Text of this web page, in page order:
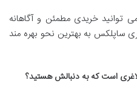
توانید خریدی مطمئن و آگاهانه
ساپلکس به بهترین نحو بهره مند
است که به دنبالش هستید؟